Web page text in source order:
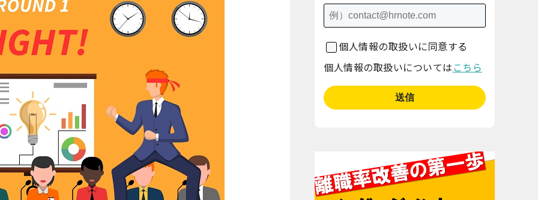
個人情報の取扱いに同意する
個人情報の取扱いについては こちら